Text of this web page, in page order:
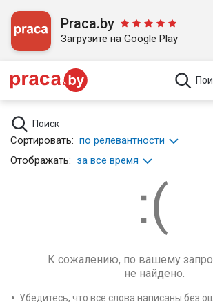
Praca.by
Загрузите на Google Play
Поиск
Сортировать: по релевантности
Отображать: за все время
К сожалению, по вашему
не найдено.
Убедитесь, что все слова написаны без